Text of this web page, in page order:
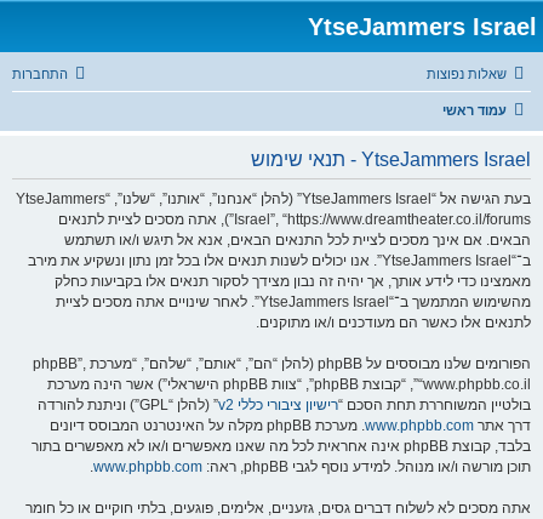
YtseJammers Israel
שאלות נפוצות התחברות
עמוד ראשי
YtseJammers Israel - תנאי שימוש
בעת הגישה אל “YtseJammers Israel” (להלן “אנחנו”, “אותנו”, “שלנו”, “YtseJammers
Israel”, “https://www.dreamtheater.co.il/forums”), אתה מסכים לציית לתנאים
הבאים. אם אינך מסכים לציית לכל התנאים הבאים, אנא אל תיגש ו/או תשתמש
ב־“YtseJammers Israel”. אנו יכולים לשנות תנאים אלו בכל זמן נתון ונשקיע את מירב
מאמצינו כדי לידע אותך, אך יהיה זה נבון מצידך לסקור תנאים אלו בקביעות כחלק
מהשימוש המתמשך ב־“YtseJammers Israel”. לאחר שינויים אתה מסכים לציית
לתנאים אלו כאשר הם מעודכנים ו/או מתוקנים.
הפורומים שלנו מבוססים על phpBB (להלן “הם”, “אותם”, “שלהם”, “מערכת phpBB”,
“www.phpbb.co.il”, “קבוצת phpBB”, “צוות phpBB הישראלי”) אשר הינה מערכת
בולטיין המשוחררת תחת הסכם “רישיון ציבורי כללי v2
” (להלן “GPL”) וניתנת להורדה
דרך אתר www.phpbb.com
. מערכת phpBB מקלה על האינטרנט המבוסס דיונים
בלבד, קבוצת phpBB אינה אחראית לכל מה שאנו מאפשרים ו/או לא מאפשרים בתור
תוכן מורשה ו/או מנוהל. למידע נוסף לגבי phpBB, ראה:
www.phpbb.com
.
אתה מסכים לא לשלוח דברים גסים, גזעניים, אלימים, פוגעים, בלתי חוקיים או כל חומר